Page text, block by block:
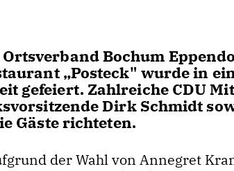
Bochum
„Posteck" wurde in
gefeiert. Zahlreiche CDU
Dirk Schmidt
Gäste richteten.
der Wahl von Annegret